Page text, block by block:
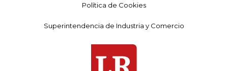
Política de Cookies
Superintendencia de Industria y Comercio